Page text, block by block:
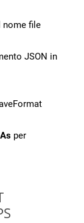
nome file
JSON in
per